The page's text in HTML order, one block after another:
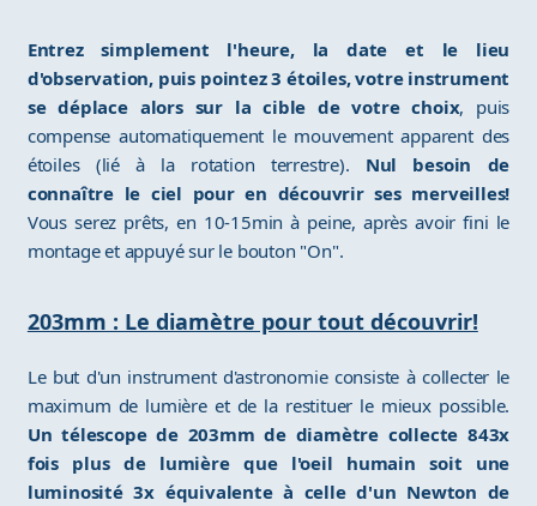
Entrez simplement l'heure, la date et le lieu
d'observation, puis pointez 3 étoiles, votre instrument
se déplace alors sur la cible de votre choix, puis
compense automatiquement le mouvement apparent des
étoiles (lié à la rotation terrestre). Nul besoin de
connaître le ciel pour en découvrir ses merveilles!
Vous serez prêts, en 10-15min à peine, après avoir fini le
montage et appuyé sur le bouton "On".
203mm : Le diamètre pour tout découvrir!
Le but d'un instrument d'astronomie consiste à collecter le
maximum de lumière et de la restituer le mieux possible.
Un télescope de 203mm de diamètre collecte 843x
fois plus de lumière que l'oeil humain soit une
luminosité 3x équivalente à celle d'un Newton de